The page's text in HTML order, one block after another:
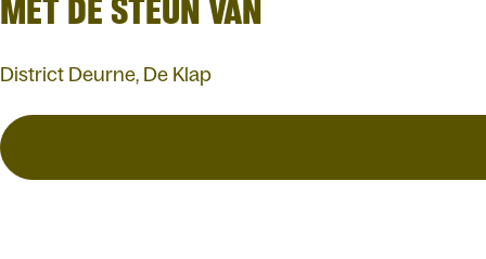
District Deurne, De Klap